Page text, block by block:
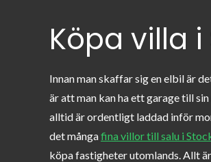
Köpa villa
Innan man skaffar sig en elbil är
är att man kan ha ett garage till
alltid är ordentligt laddad inför
det mångafina villor till salu i
köpa fastigheter utomlands. Allt